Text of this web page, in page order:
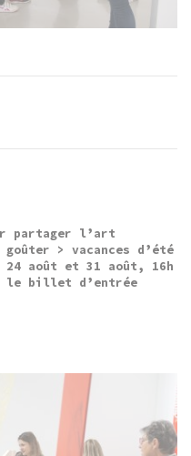
partager l’art
> vacances d’été
août et 31 août, 16h
le billet d’entrée